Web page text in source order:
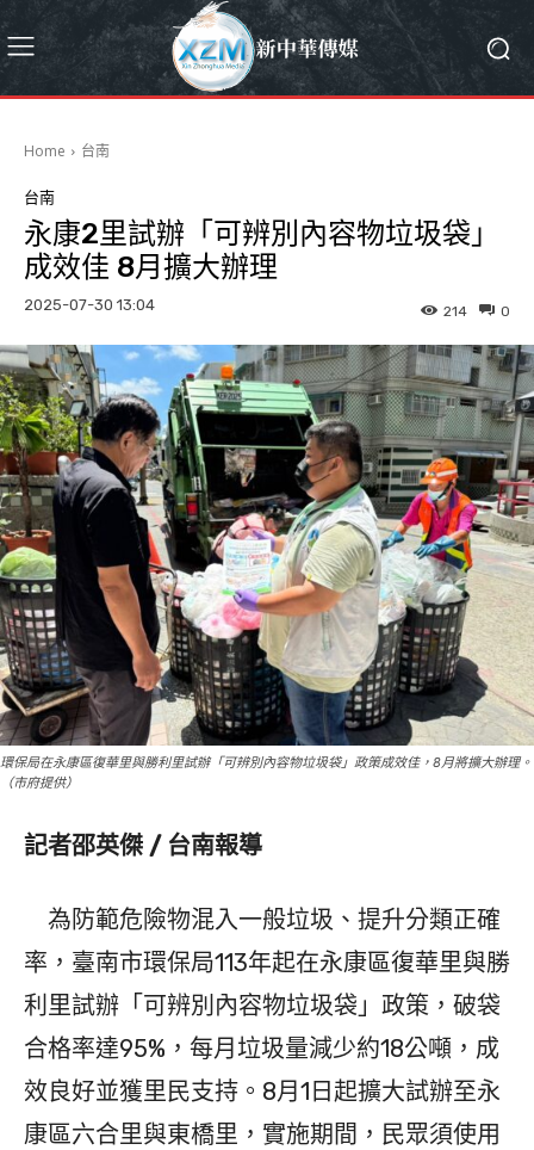
Home 台南
台南
永康2里試辦「可辨別內容物垃圾袋」
成效佳 8月擴大辦理
2025-07-30 13:04 0
214
環保局在永康區復華里與勝利里試辦「可辨別內容物垃圾袋」政策成效佳，8月將擴大辦理。
（市府提供）
記者邵英傑 / 台南報導
為防範危險物混入一般垃圾、提升分類正確
率，臺南市環保局113年起在永康區復華里與勝
利里試辦「可辨別內容物垃圾袋」政策，破袋
合格率達95%，每月垃圾量減少約18公噸，成
效良好並獲里民支持。8月1日起擴大試辦至永
康區六合里與東橋里，實施期間，民眾須使用